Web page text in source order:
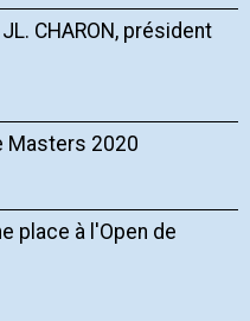
CHARON, président
Masters 2020
place à l'Open de